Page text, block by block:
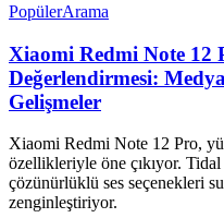
PopülerArama
Xiaomi Redmi Note 12
Değerlendirmesi:
Gelişmeler
Xiaomi Redmi Note 12 Pro,
özellikleriyle öne çıkıyor.
çözünürlüklü ses seçenekleri
zenginleştiriyor.